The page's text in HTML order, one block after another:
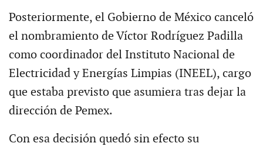
Posteriormente, el Gobierno de México canceló
el nombramiento de Víctor Rodríguez Padilla
como coordinador del Instituto Nacional de
Electricidad y Energías Limpias (INEEL), cargo
que estaba previsto que asumiera tras dejar la
dirección de Pemex.
Con esa decisión quedó sin efecto su